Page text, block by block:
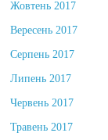
Жовтень 2017
Вересень 2017
Серпень 2017
Липень 2017
Червень 2017
Травень 2017